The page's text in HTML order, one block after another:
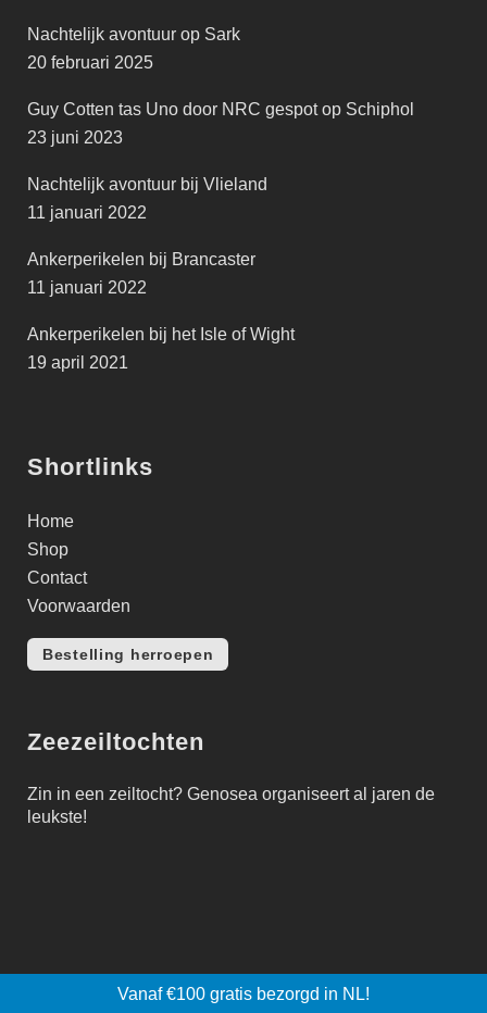
Nachtelijk avontuur op Sark
20 februari 2025
Guy Cotten tas Uno door NRC gespot op Schiphol
23 juni 2023
Nachtelijk avontuur bij Vlieland
11 januari 2022
Ankerperikelen bij Brancaster
11 januari 2022
Ankerperikelen bij het Isle of Wight
19 april 2021
Shortlinks
Home
Shop
Contact
Voorwaarden
Bestelling herroepen
Zeezeiltochten
Zin in een zeiltocht? Genosea organiseert al jaren de
leukste!
© 2026 zeilers.shop | Site & webshop:Tomworks